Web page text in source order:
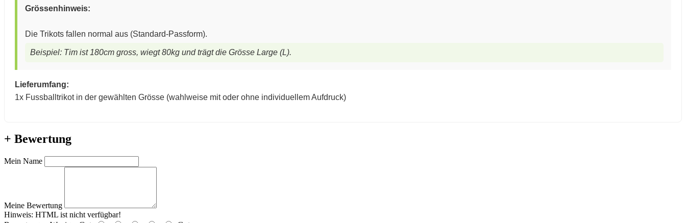
Grössenhinweis:
Die Trikots fallen normal aus (Standard-Passform).
Beispiel: Tim ist 180cm gross, wiegt 80kg und trägt die Grösse Large (L).
Lieferumfang:
1x Fussballtrikot in der gewählten Grösse (wahlweise mit oder ohne individuellem Aufdruck)
+ Bewertung
Mein Name
Meine Bewertung
Hinweis: HTML ist nicht verfügbar!